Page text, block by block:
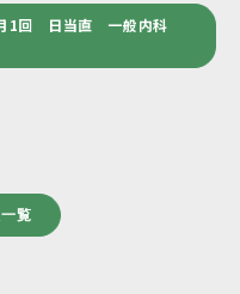
月1回 日当直 一般内科
覧